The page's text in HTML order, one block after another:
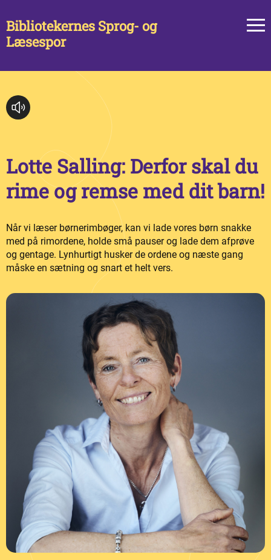
Bibliotekernes Sprog- og
Læsespor
Lotte Salling: Derfor skal du
rime og remse med dit barn!
Når vi læser børnerimbøger, kan vi lade vores børn snakke
med på rimordene, holde små pauser og lade dem afprøve
og gentage. Lynhurtigt husker de ordene og næste gang
måske en sætning og snart et helt vers.